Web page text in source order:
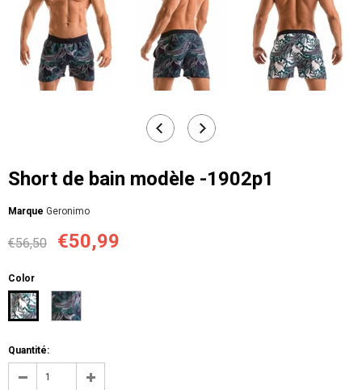
Short de bain modèle -1902p1
Мarque Geronimo
€56,50 €50,99
Color
Quantité: